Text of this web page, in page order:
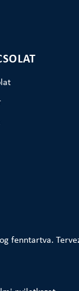
fenntartva.